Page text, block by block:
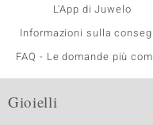
L'App di Juwelo
Informazioni sulla
FAQ - Le domande più
Gioielli